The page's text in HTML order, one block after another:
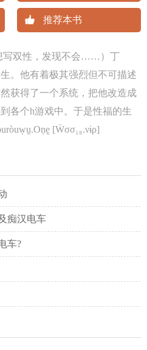
推荐本书
写双性，发现不会……）丁
。他有着极其强烈但不可描述
获得了一个系统，把他改造成
各个h游戏中。于是性福的生
[Ẅσσ₁₈.νɨρ]
痴汉电车
车?